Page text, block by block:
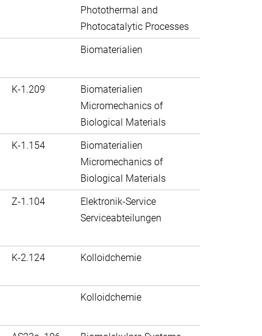
Photothermal and
Photocatalytic Processes
Biomaterialien
K-1.209
Biomaterialien
Micromechanics of
Biological Materials
K-1.154
Biomaterialien
Micromechanics of
Biological Materials
Z-1.104
Elektronik-Service
Serviceabteilungen
K-2.124 Kolloidchemie
Kolloidchemie